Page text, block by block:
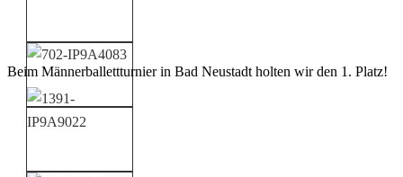
Beim Männerballettturnier in Bad Neustadt holten wir den 1. Platz!